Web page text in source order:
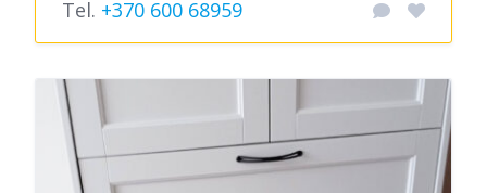
Tel. +370 600 68959